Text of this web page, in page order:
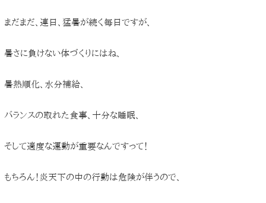
まだまだ、連日、猛暑が続く毎日ですが、
暑さに負けない体づくりにはね、
暑熱順化、水分補給、
バランスの取れた食事、十分な睡眠、
そして適度な運動が重要なんですって！
もちろん！炎天下の中の行動は危険が伴うので、